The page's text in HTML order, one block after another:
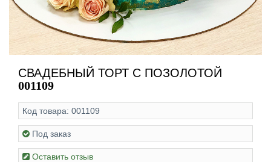
СВАДЕБНЫЙ ТОРТ С ПОЗОЛОТОЙ
001109
Код товара: 001109
Под заказ
Оставить отзыв